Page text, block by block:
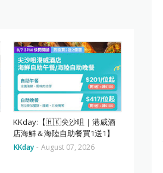
KKday:【🇭🇰尖沙咀｜港威酒
店海鮮＆海陸自助餐買1送1】
KKday - August 07, 2026